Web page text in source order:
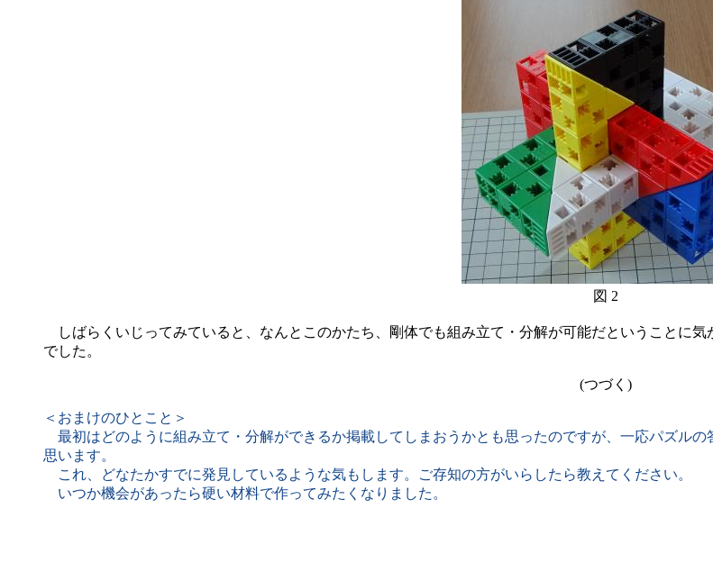
図 2
しばらくいじってみていると、なんとこのかたち、剛体でも組み立て・分解が可能だということに
でした。
(つづく)
＜おまけのひとこと＞
最初はどのように組み立て・分解ができるか掲載してしまおうかとも思ったのですが、一応パズル
思います。
これ、どなたかすでに発見しているような気もします。ご存知の方がいらしたら教えてください。
いつか機会があったら硬い材料で作ってみたくなりました。